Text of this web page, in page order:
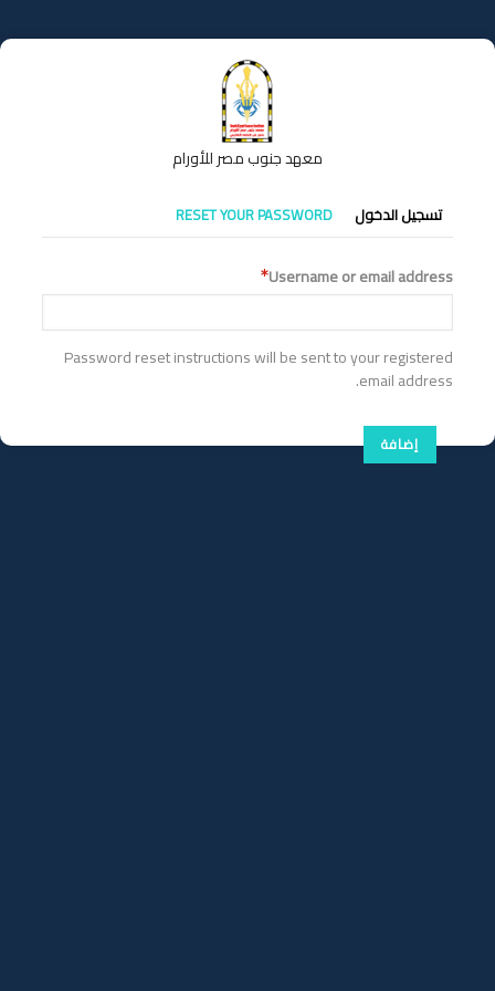
إلى
المحتوى
معهد جنوب مصر للأورام
التبويبات
الأساسية
تسجيل الدخول RESET YOUR PASSWORD
Username or email address
Password reset instructions will be sent to your registered
email address.